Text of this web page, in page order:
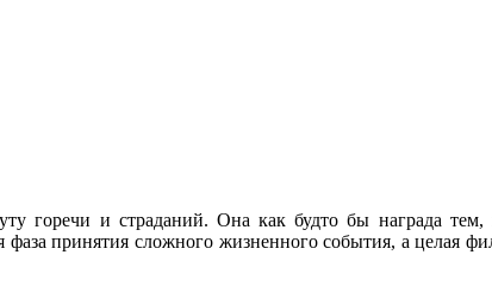
горечи и страданий. Она как будто бы награда тем,
принятия сложного жизненного события, а целая